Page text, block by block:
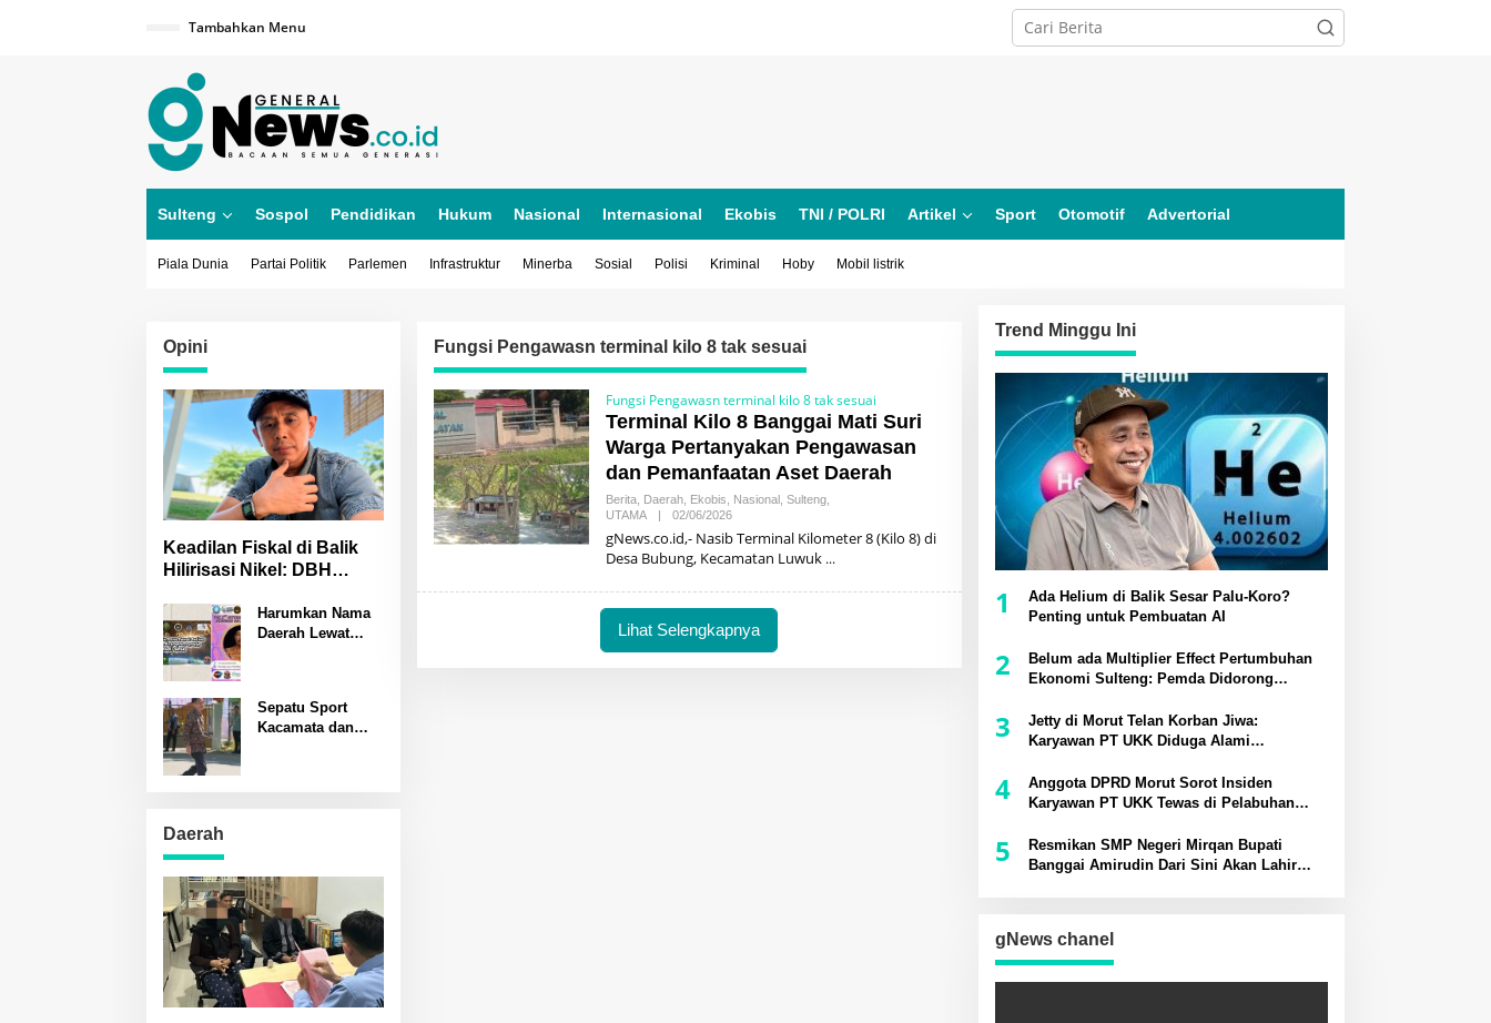
Tambahkan Menu
Sulteng Sospol Pendidikan Hukum Nasional Internasional Ekobis TNI / POLRI Artikel Sport Otomotif Advertorial
Piala Dunia Partai Politik Parlemen Infrastruktur Minerba Sosial Polisi Kriminal Hoby Mobil listrik
Opini
Keadilan Fiskal di Balik
Hilirisasi Nikel: DBH
Hilang?
Harumkan Nama
Daerah Lewat
Seminar Puisi
Internasional di
Sepatu Sport
Kacamata dan
Daerah
Fungsi Pengawasn terminal kilo 8 tak sesuai
Fungsi Pengawasn terminal kilo 8 tak sesuai
Terminal Kilo 8 Banggai Mati Suri
Warga Pertanyakan Pengawasan
dan Pemanfaatan Aset Daerah
Berita, Daerah, Ekobis Nasional, Sulteng,
UTAMA
| 02/06/2026Oleh
MOKOAGOW
gNews.co.id,- Nasib Terminal Kilometer 8 (Kilo 8) di
Desa Bubung, Kecamatan Luwuk
Lihat Selengkapnya
Trend Minggu Ini
1
Ada Helium di Balik Sesar Palu-Koro?
Penting untuk Pembuatan AI
2
Belum ada Multiplier Effect Pertumbuhan
Ekonomi Sulteng: Pemda Didorong
3
Jetty di Morut Telan Korban Jiwa:
Karyawan PT UKK Diduga Alami
4
Anggota DPRD Morut Sorot Insiden
Karyawan PT UKK Tewas di Pelabuhan
5
Resmikan SMP Negeri Mirqan Bupati
Banggai Amirudin Dari Sini Akan Lahir
gNews chanel